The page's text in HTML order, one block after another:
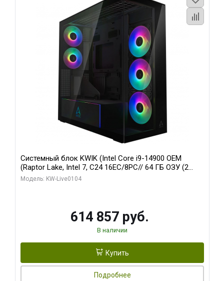
Системный блок KWIK (Intel Core i9-14900 OEM
(Raptor Lake, Intel 7, C24 16EC/8PC// 64 ГБ ОЗУ (2
модуля)/ Afox RTX4090 24GB GDDR6X 384-Bit 3xDP
Модель: KW-Live0104
614 857 руб.
В наличии
Купить
Подробнее